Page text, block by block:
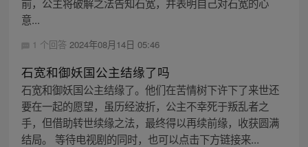
意...
1 个回答 2024年08月14日 05:46
石宽和御妖国公主结缘了吗
石宽和御妖国公主结缘了。他们在苦情树下许下了来世还
要在一起的愿望，虽历经波折，公主不幸死于叛乱者之
手，但借助转世续缘之法，最终得以再续前缘，收获圆满
结局。 等待电视剧的同时，也可以点击下方链接来...